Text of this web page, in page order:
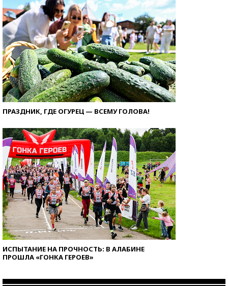
ПРАЗДНИК, ГДЕ ОГУРЕЦ — ВСЕМУ ГОЛОВА!
ИСПЫТАНИЕ НА ПРОЧНОСТЬ: В АЛАБИНЕ
ПРОШЛА «ГОНКА ГЕРОЕВ»